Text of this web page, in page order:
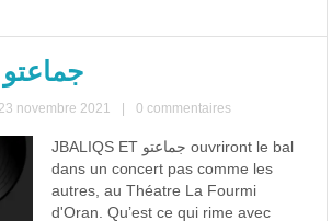
JBALIQS Et جماعتو
novembre 2021 0 commentaires
JBALIQS ET جماعتو ouvriront le bal
dans un concert pas comme les
autres, au Théatre La Fourmi
d'Oran. Qu’est ce qui rime avec